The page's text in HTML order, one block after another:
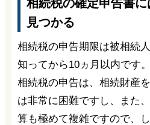
相続税の確定申告書
見つかる
相続税の申告期限は被相続
知ってから10ヵ月以内です
相続税の申告は、相続財産
は非常に困難ですし、また
算も極めて複雑ですので、